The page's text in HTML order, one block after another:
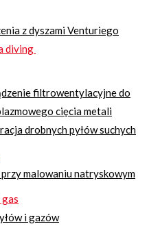
z dyszami Venturiego
diving
filtrowentylacyjne do
cięcia metali
drobnych pyłów suchych
przy malowaniu natryskowym
i gazów